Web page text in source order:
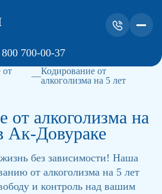
700-00-37
от
Кодирование от
алкоголизма на 5 лет
от алкоголизма на
Ак-Довураке
без зависимости! Наша
от алкоголизма на 5 лет
и контроль над вашим